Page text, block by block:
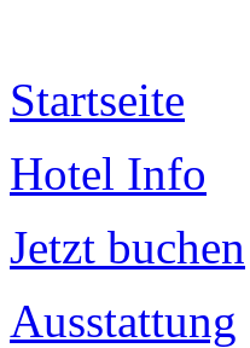
Startseite
Hotel Info
Jetzt buchen
Ausstattung